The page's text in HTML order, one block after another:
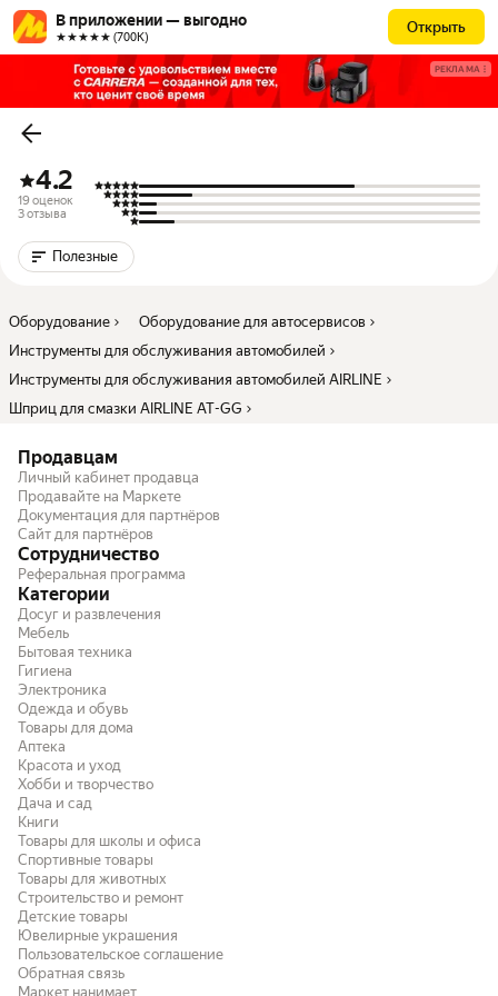
В приложении — выгодно
★★★★★ (700К)
Открыть
РЕКЛАМА
4.2
19 оценок
3 отзыва
Полезные
Оборудование
Оборудование для автосервисов
Инструменты для обслуживания автомобилей
Инструменты для обслуживания автомобилей AIRLINE
Шприц для смазки AIRLINE AT-GG
Продавцам
Личный кабинет продавца
Продавайте на Маркете
Документация для партнёров
Сайт для партнёров
Сотрудничество
Реферальная программа
Категории
Досуг и развлечения
Мебель
Бытовая техника
Гигиена
Электроника
Одежда и обувь
Товары для дома
Аптека
Красота и уход
Хобби и творчество
Дача и сад
Книги
Товары для школы и офиса
Спортивные товары
Товары для животных
Строительство и ремонт
Детские товары
Ювелирные украшения
Пользовательское соглашение
Обратная связь
Маркет нанимает